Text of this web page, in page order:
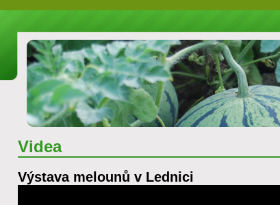
Videa
Výstava melounů v Lednici